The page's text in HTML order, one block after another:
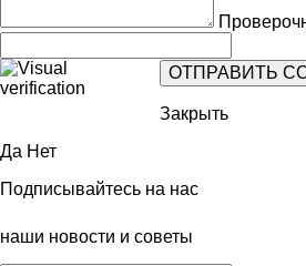
Закрыть
Да Нет
Подписывайтесь на нас
наши новости и советы